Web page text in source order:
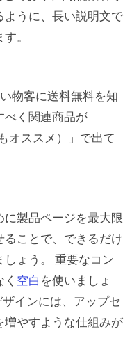
ように、長い説明文で
。
物客に送料無料を知
べく関連商品が
オススメ）」で出て
に製品ページを最大限
ことで、できるだけ
ょう。 重要なコン
空白 を使いましょ
インには、アップセ
やすような仕組みが